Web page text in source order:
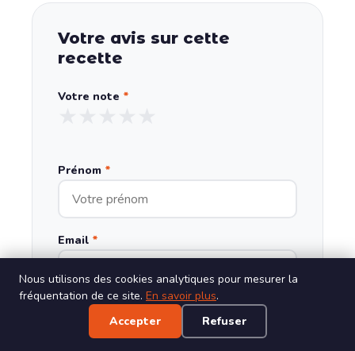
Votre avis sur cette
recette
Votre note *
Prénom *
Email *
Non publié, jamais partagé.
Votre commentaire
Nous utilisons des cookies analytiques pour mesurer la
fréquentation de ce site. En savoir plus.
Accepter
Refuser